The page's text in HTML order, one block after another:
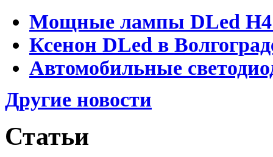
Мощные лампы DLed H4
Ксенон DLed в
Автомобильные
Другие новости
Статьи